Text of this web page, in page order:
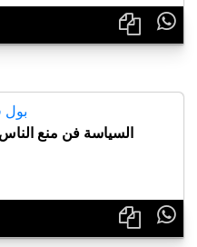

بول
السياسة فن منع
